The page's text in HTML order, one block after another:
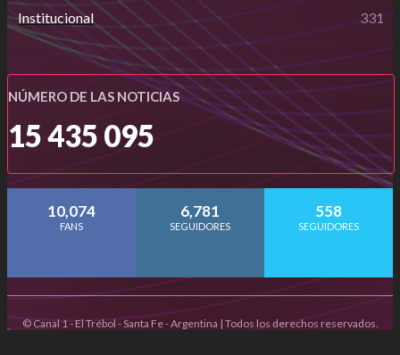
Institucional
331
NÚMERO DE LAS NOTICIAS
15 435 095
10,074
FANS
6,781
SEGUIDORES
558
SEGUIDORES
© Canal 1 - El Trébol - Santa Fe - Argentina | Todos los derechos reservados.